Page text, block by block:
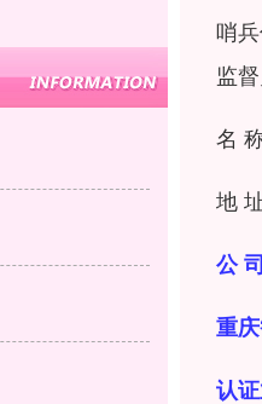
哨
监
名
地
公
重
认